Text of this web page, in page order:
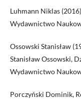
Luhmann Niklas
Wydawnictwo
Ossowski Stanisław
Stanisław Ossowski,
Wydawnictwo
Porczyński Dominik,